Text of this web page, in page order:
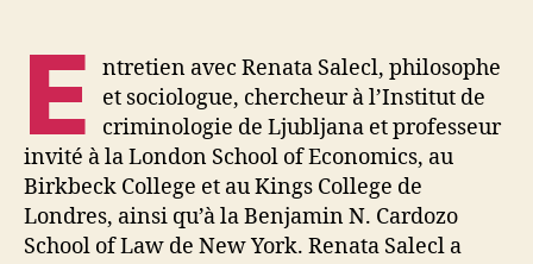
E
ntretien avec Renata Salecl, philosophe
et sociologue, chercheur à l’Institut de
criminologie de Ljubljana et professeur
invité à la London School of Economics, au
Birkbeck College et au Kings College de
Londres, ainsi qu’à la Benjamin N. Cardozo
School of Law de New York. Renata Salecl a